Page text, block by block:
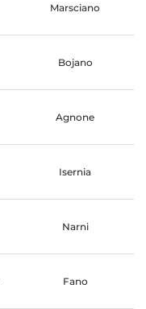
Marsciano
Bojano
Agnone
Isernia
Narni
Fano